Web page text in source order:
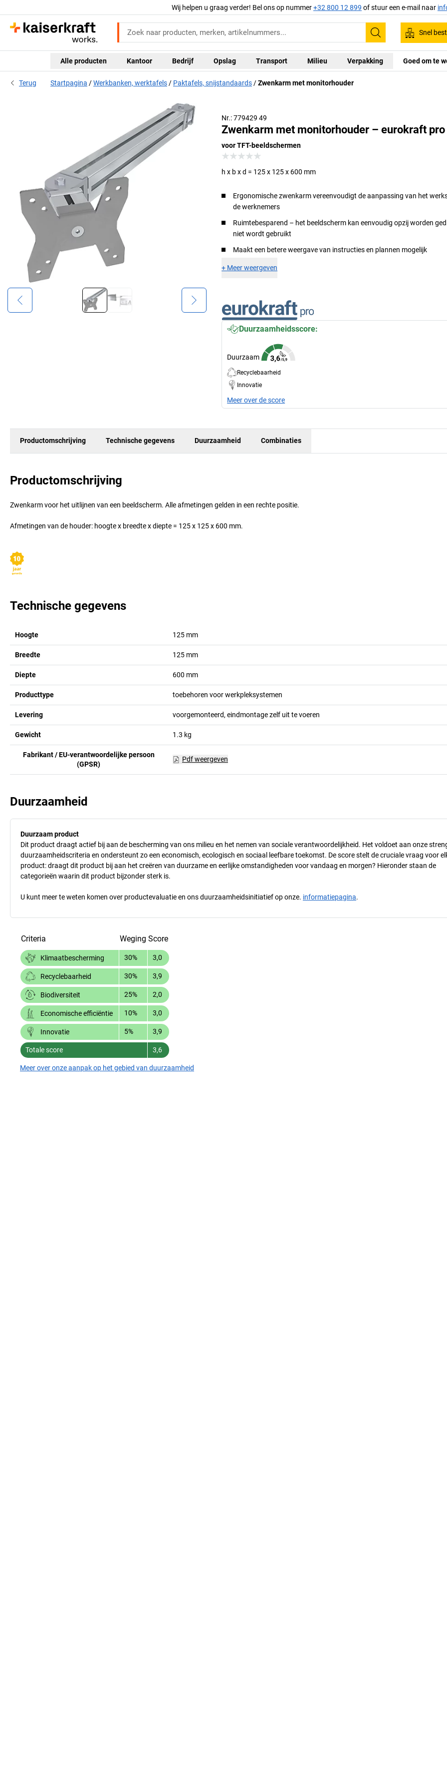
Wij helpen u graag verder! Bel ons op nummer+32 800 12 899 of stuur een e-mail naar
Zoeken
Snel
Alle producten Kantoor Bedrijf Opslag Transport Milieu Verpakking Goed om te
Terug Startpagina Werkbanken, werktafels Paktafels, snijstandaards Zwenkarm met monitorhouder
Nr.: 779429 49
Zwenkarm met monitorhouder – eurokraft pro
voor TFT-beeldschermen
h x b x d = 125 x 125 x 600 mm
Ergonomische zwenkarm vereenvoudigt de aanpassing van het
de werknemers
Ruimtebesparend – het beeldscherm kan eenvoudig opzij worden
niet wordt gebruikt
Maakt een betere weergave van instructies en plannen mogelijk
+ Meer weergeven
Duurzaamheidsscore:
Duurzaam
Recyclebaarheid
Innovatie
Meer over de score
Productomschrijving Technische gegevens Duurzaamheid Combinaties
Productomschrijving
Zwenkarm voor het uitlijnen van een beeldscherm. Alle afmetingen gelden in een rechte positie.
Afmetingen van de houder: hoogte x breedte x diepte = 125 x 125 x 600 mm.
Technische gegevens
Hoogte 125 mm
Breedte 125 mm
Diepte 600 mm
Producttype toebehoren voor werkpleksystemen
Levering voorgemonteerd, eindmontage zelf uit te voeren
Gewicht 1.3 kg
Fabrikant / EU-verantwoordelijke persoon
(GPSR)
Pdf weergeven
Duurzaamheid
Duurzaam product
Dit product draagt actief bij aan de bescherming van ons milieu en het nemen van sociale verantwoordelijkheid. Het voldoet aan onze
duurzaamheidscriteria en ondersteunt zo een economisch, ecologisch en sociaal leefbare toekomst. De score stelt de cruciale vraag voor
product: draagt dit product bij aan het creëren van duurzame en eerlijke omstandigheden voor vandaag en morgen? Hieronder staan de
categorieën waarin dit product bijzonder sterk is.
U kunt meer te weten komen over productevaluatie en ons duurzaamheidsinitiatief op onze. informatiepagina.
Criteria Weging Score
Klimaatbescherming 30% 3,0
Recyclebaarheid 30% 3,9
Biodiversiteit 25% 2,0
Economische efficiëntie 10% 3,0
Innovatie 5% 3,9
Totale score 3,6
Meer over onze aanpak op het gebied van duurzaamheid